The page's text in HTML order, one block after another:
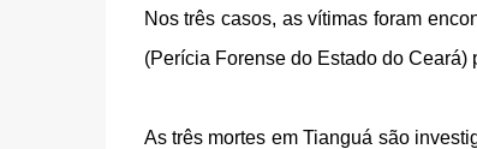
Nos três casos, as vítimas foram
(Perícia Forense do Estado do Ceará)
As três mortes em Tianguá são